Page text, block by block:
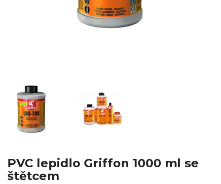
PVC lepidlo Griffon 1000 ml se
štětcem